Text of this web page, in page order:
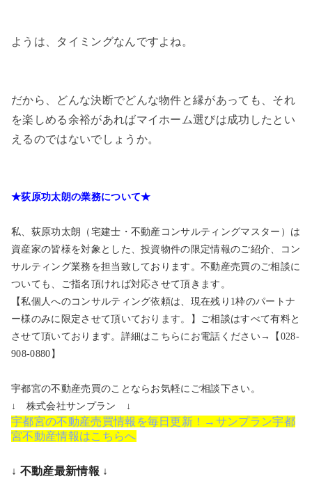
ようは、タイミングなんですよね。
だから、どんな決断でどんな物件と縁があっても、それ
を楽しめる余裕があればマイホーム選びは成功したとい
えるのではないでしょうか。
★荻原功太朗の業務について★
私、荻原功太朗（宅建士・不動産コンサルティングマスター）は
資産家の皆様を対象とした、投資物件の限定情報のご紹介、コン
サルティング業務を担当致しております。不動産売買のご相談に
ついても、ご指名頂ければ対応させて頂きます。
【私個人へのコンサルティング依頼は、現在残り1枠のパートナ
ー様のみに限定させて頂いております。】ご相談はすべて有料と
させて頂いております。詳細はこちらにお電話ください→【028-
908-0880】
宇都宮の不動産売買のことならお気軽にご相談下さい。
↓ 株式会社サンプラン ↓
宇都宮の不動産売買情報を毎日更新！→サンプラン宇都
宮不動産情報はこちらへ
↓ 不動産最新情報 ↓